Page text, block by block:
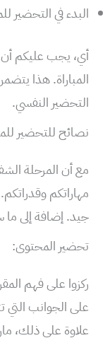
البدء في
أي، يجب عليكم
المباراة. هذا
التحضير النفسي.
نصائح للتحضير
مع أن المرحلة
مهاراتكم
جيد. إضافة إلى
تحضير المحتوى:
ركزوا على فهم
على الجوانب التي
علاوة على ذلك،